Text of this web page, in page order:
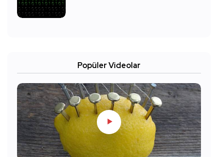
Popüler Videolar